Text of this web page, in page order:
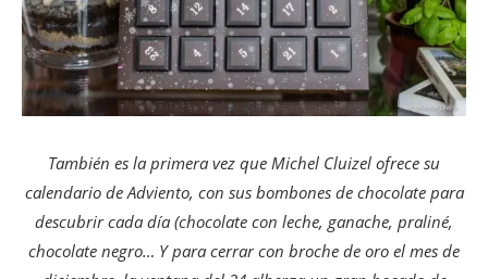
También es la primera vez que Michel Cluizel ofrece su
calendario de Adviento, con sus bombones de chocolate para
descubrir cada día (chocolate con leche, ganache, praliné,
chocolate negro… Y para cerrar con broche de oro el mes de